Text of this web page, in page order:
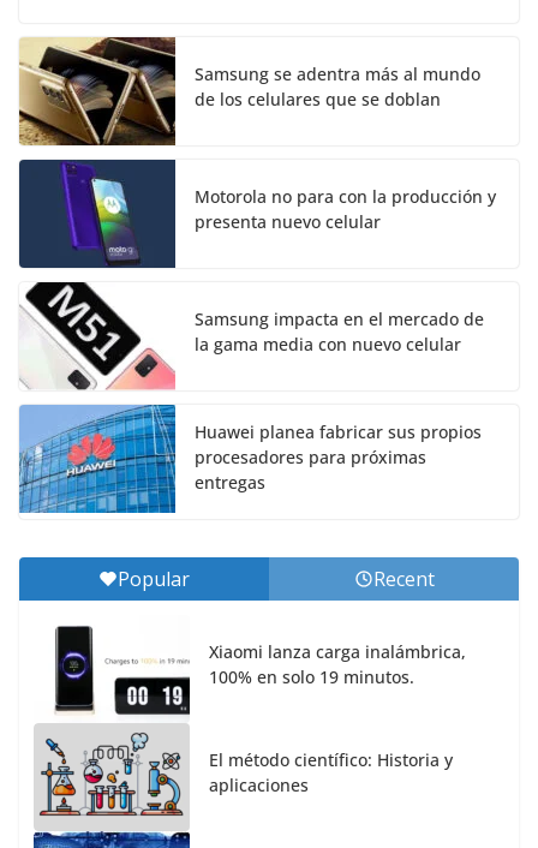
Samsung se adentra más al mundo
de los celulares que se doblan
Motorola no para con la producción y
presenta nuevo celular
Samsung impacta en el mercado de
la gama media con nuevo celular
Huawei planea fabricar sus propios
procesadores para próximas
entregas
Popular Recent
Xiaomi lanza carga inalámbrica,
100% en solo 19 minutos.
El método científico: Historia y
aplicaciones